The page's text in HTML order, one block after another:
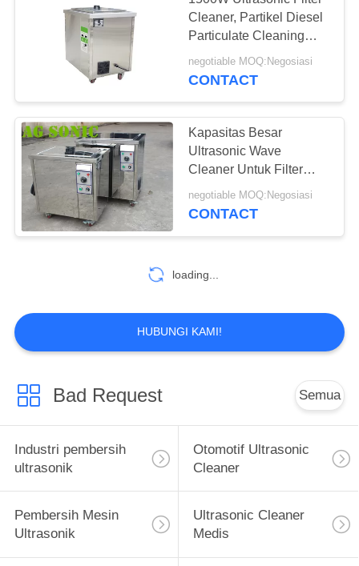
Ultrasonic Golf Club
Cleaner
16
Mesin Pembersih
42
Mesin Pembersih
Filter Ultrasonic
14
Cleaner, Partikel Diesel
Particulate Cleaning
Equipment
negotiable MOQ:Negosiasi
CONTACT
Kapasitas Besar
Ultrasonic Wave
Cleaner Untuk Filter
Minyak / Circular Saw
Blades
negotiable MOQ:Negosiasi
CONTACT
loading...
HUBUNGI KAMI!
Bad Request Semua
Industri pembersih
ultrasonik
Otomotif Ultrasonic
Cleaner
Pembersih Mesin
Ultrasonik
Ultrasonic Cleaner
Medis